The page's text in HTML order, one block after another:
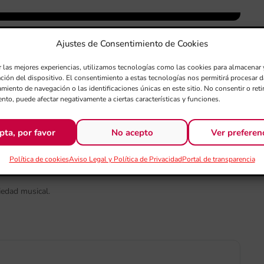
Ajustes de Consentimiento de Cookies
las mejores experiencias, utilizamos tecnologías como las cookies para almacenar
del dispositivo. El consentimiento a estas tecnologías nos permitirá procesar
de navegación o las identificaciones únicas en este sitio. No consentir o
puede afectar negativamente a ciertas características y funciones.
por favor No acepto Ver
Política de cookiesAviso Legal y Política de PrivacidadPortal de transparencia
DE HOMENAJE AL
VERDEGUER –
BANDA
musical.